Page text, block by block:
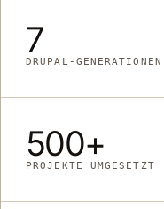
7
DRUPAL-
500+
PROJEKTE UMGESETZT